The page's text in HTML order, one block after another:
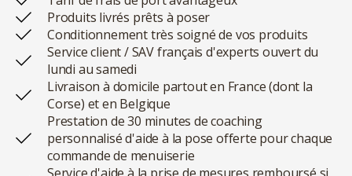
Produits livrés prêts à poser
Conditionnement très soigné de vos produits
Service client / SAV français d'experts ouvert du
lundi au samedi
Livraison à domicile partout en France (dont la
Corse) et en Belgique
Prestation de 30 minutes de coaching
personnalisé d'aide à la pose offerte pour chaque
commande de menuiserie